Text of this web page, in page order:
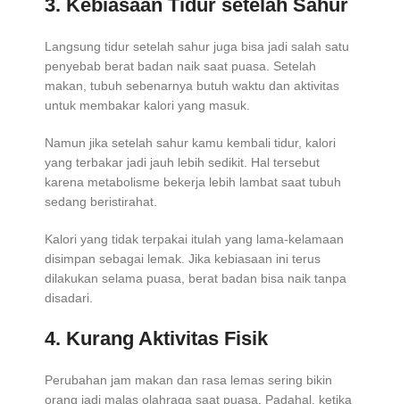
3. Kebiasaan Tidur setelah Sahur
Langsung tidur setelah sahur juga bisa jadi salah satu
penyebab berat badan naik saat puasa. Setelah
makan, tubuh sebenarnya butuh waktu dan aktivitas
untuk membakar kalori yang masuk.
Namun jika setelah sahur kamu kembali tidur, kalori
yang terbakar jadi jauh lebih sedikit. Hal tersebut
karena metabolisme bekerja lebih lambat saat tubuh
sedang beristirahat.
Kalori yang tidak terpakai itulah yang lama-kelamaan
disimpan sebagai lemak. Jika kebiasaan ini terus
dilakukan selama puasa, berat badan bisa naik tanpa
disadari.
4. Kurang Aktivitas Fisik
Perubahan jam makan dan rasa lemas sering bikin
orang jadi malas olahraga saat puasa. Padahal, ketika